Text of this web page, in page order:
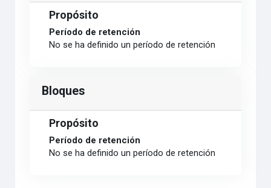
Propósito
Período de retención
No se ha definido un período de retención
Bloques
Propósito
Período de retención
No se ha definido un período de retención